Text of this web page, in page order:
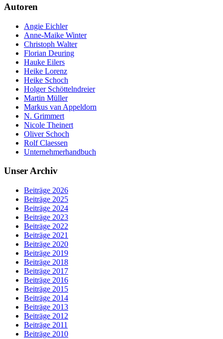
Autoren
Angie Eichler
Anne-Maike Winter
Christoph Walter
Florian Deuring
Hauke Eilers
Heike Lorenz
Heike Schoch
Holger Schöttelndreier
Martin Müller
Markus van Appeldorn
N. Grimmert
Nicole Theinert
Oliver Schoch
Rolf Claessen
Unternehmerhandbuch
Unser Archiv
Beiträge 2026
Beiträge 2025
Beiträge 2024
Beiträge 2023
Beiträge 2022
Beiträge 2021
Beiträge 2020
Beiträge 2019
Beiträge 2018
Beiträge 2017
Beiträge 2016
Beiträge 2015
Beiträge 2014
Beiträge 2013
Beiträge 2012
Beiträge 2011
Beiträge 2010